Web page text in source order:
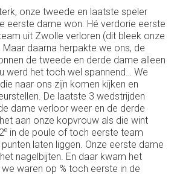
onze tweede en laatste speler
eerste dame won. Hé verdorie eerste
uit Zwolle verloren (dit bleek onze
daarna herpakte we ons, de
de tweede en derde dame alleen
werd het toch wel spannend… We
naar ons zijn komen kijken en
De laatste 3 wedstrijden
dame verloor weer en de derde
aan onze kopvrouw als die wint
e in de poule of toch eerste team
laten liggen. Onze eerste dame
nagelbijten. En daar kwam het
waren op % toch eerste in de